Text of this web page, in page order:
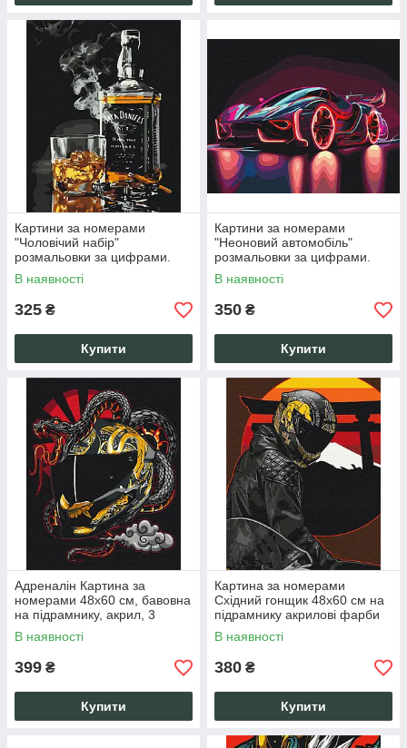
Картини за номерами
"Чоловічий набір"
розмальовки за цифрами.
40*50 см.Україна
В наявності
325 ₴
Купити
Картини за номерами
"Неоновий автомобіль"
розмальовки за цифрами.
40*50 см.Україна
В наявності
350 ₴
Купити
Адреналін Картина за
номерами 48x60 см, бавовна
на підрамнику, акрил, 3
пензлі, антистрес для
дорослих та початківців
В наявності
399 ₴
Купити
Картина за номерами
Східний гонщик 48x60 см на
підрамнику акрилові фарби
для творчості
В наявності
380 ₴
Купити